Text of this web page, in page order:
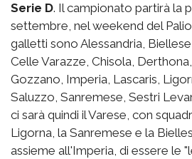
Serie D. Il campionato partirà la
settembre, nel weekend del
galletti sono Alessandria,
Celle Varazze, Chisola,
Gozzano, Imperia, Lascaris,
Saluzzo, Sanremese, Sestri
ci sarà quindi il Varese, con
Ligorna, la Sanremese e la
assieme all'Imperia, di essere le